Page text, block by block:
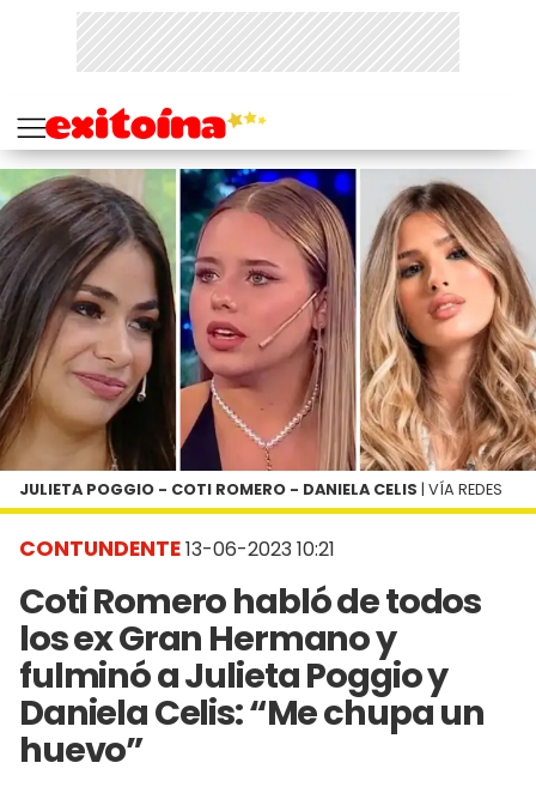
CONTUNDENTE13-06-2023 10:21
Coti Romero habló de todos
los ex Gran Hermano y
fulminó a Julieta Poggio y
Daniela Celis: “Me chupa un
huevo”
JULIETA POGGIO - COTI ROMERO - DANIELA CELIS | VÍA REDES